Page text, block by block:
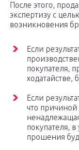
После этого,
экспертизу с
возникновения
Если
покупателя,
ходатайстве,
Если
что причиной
покупателя,
прошения